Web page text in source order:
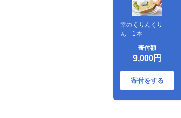
幸のくりんくり
ん 1本
寄付額
9,000円
寄付をする